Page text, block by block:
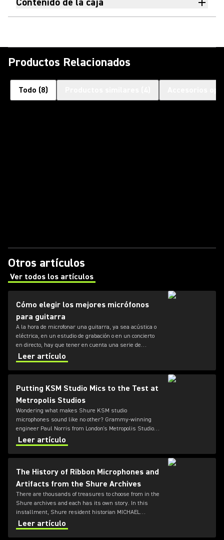
Productos Relacionados
Todo (8)
Otros artículos
Ver todos los artículos
(Opens in a new tab)
Cómo elegir los mejores micrófonos
para guitarra
A la hora de microfonar una guitarra, ya sea acústica o
eléctrica, en un estudio de grabación o en un concierto
en directo, hay que tener en cuenta una serie de
factores. En esta guía de Shure te explicamos todo lo
necesario para elegir el mejor micrófono para guitarra.
Leer artículo
Putting KSM Studio Mics to the Test at
Metropolis Studios
Wondering what makes Shure KSM studio
microphones sound like no other? Grammy-winning
engineer Paul Norris from London's Metropolis Studios
describes using the versatile KSM range for the first
time.
Leer artículo
The History of Ribbon Microphones and
Artifacts from the Shure Archives
There are thousands of treasures to choose from in the
Shure archives and each has its own story. In this
installment, Shure resident historian MICHAEL
PETTERSEN discusses ribbon microphones and a
secret hidden inside a Rocket.
Leer artículo